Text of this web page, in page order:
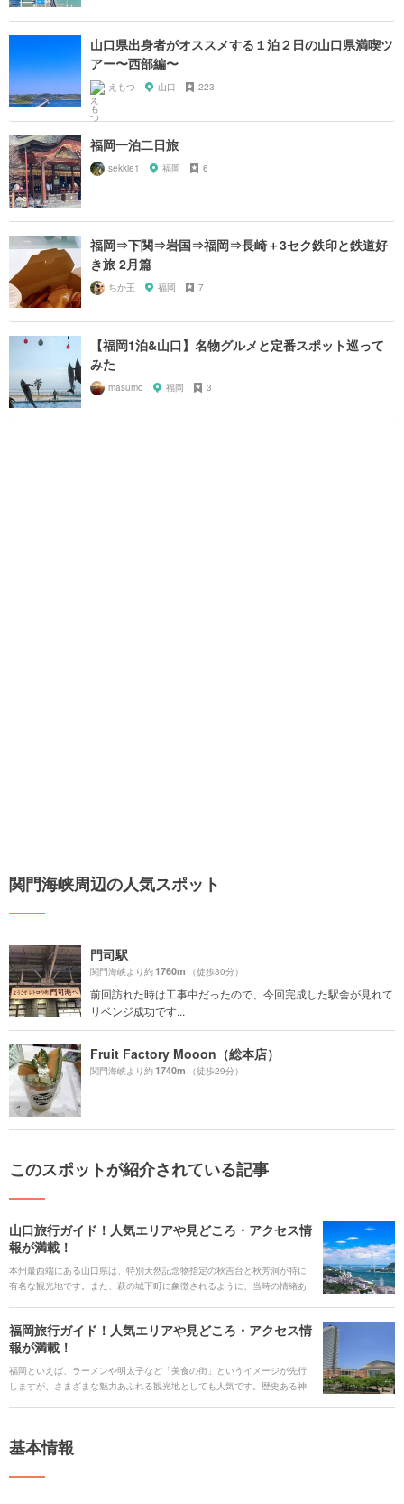
山口県出身者がオススメする１泊２日の山口県満喫ツ
アー〜西部編〜
えもつ 山口 223
福岡一泊二日旅
sekkie1 福岡 6
福岡⇒下関⇒岩国⇒福岡⇒長崎＋3セク鉄印と鉄道好
き旅 2月篇
ちか王 福岡 7
【福岡1泊&山口】名物グルメと定番スポット巡って
みた
masumo 福岡 3
関門海峡周辺の人気スポット
門司駅
関門海峡より約1760m （徒歩30分）
前回訪れた時は工事中だったので、今回完成した駅舎が見れて
リベンジ成功です...
Fruit Factory Mooon（総本店）
関門海峡より約1740m （徒歩29分）
このスポットが紹介されている記事
山口旅行ガイド！人気エリアや見どころ・アクセス情
報が満載！
本州最西端にある山口県は、特別天然記念物指定の秋吉台と秋芳洞が特に
有名な観光地です。また、萩の城下町に象徴されるように、当時の情緒あ
新鮮です。山口といえば一度は味わいたい「フグ料理」や「天神鱧」を地
酒とともに堪能してみましょう。温泉好きなら名湯に浸かってリラック
福岡旅行ガイド！人気エリアや見どころ・アクセス情
報が満載！
福岡といえば、ラーメンや明太子など「美食の街」というイメージが先行
しますが、さまざまな魅力あふれる観光地としても人気です。歴史ある神
率的に観光できるのも魅力です。一度だけでなく何度も訪れたくなる、定
基本情報